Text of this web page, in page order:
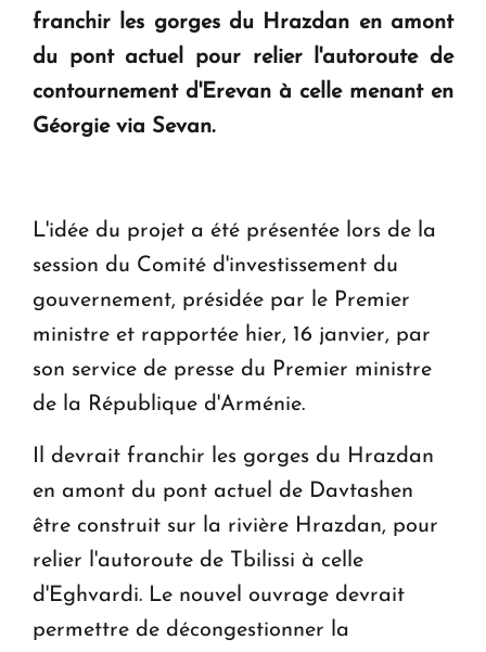
Le premier hôtel Hyatt Regency d'Arménie
ouvrira ses portes à Dilijan
franchir les gorges du Hrazdan en amont
du pont actuel pour relier l'autoroute de
contournement d'Erevan à celle menant en
Géorgie via Sevan.
L'idée du projet a été présentée lors de la
session du Comité d'investissement du
gouvernement, présidée par le Premier
ministre et rapportée hier, 16 janvier, par
son service de presse du Premier ministre
de la République d'Arménie.
Il devrait franchir les gorges du Hrazdan
en amont du pont actuel de Davtashen
être construit sur la rivière Hrazdan, pour
relier l'autoroute de Tbilissi à celle
d'Eghvardi. Le nouvel ouvrage devrait
permettre de décongestionner la